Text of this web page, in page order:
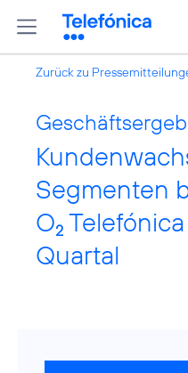
Zurück zu
Segmenten
O2
Quartal